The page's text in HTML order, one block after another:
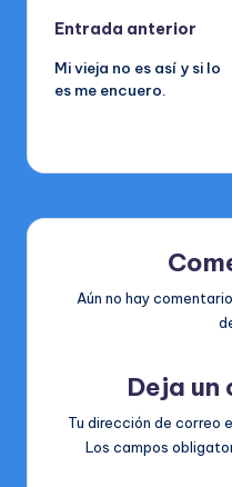
Navegación
de
Entrada anterior
Mi vieja no es así y si lo
es me encuero.
Aún no hay
Deja
Tu dirección de correo
Los campos